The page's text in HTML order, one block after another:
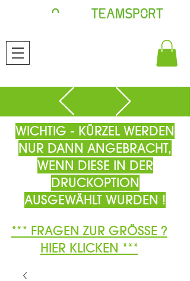
WICHTIG - KÜRZEL WERDEN
NUR DANN ANGEBRACHT,
WENN DIESE IN DER
DRUCKOPTION
AUSGEWÄHLT WURDEN !
*** FRAGEN ZUR GRÖSSE ?
HIER KLICKEN ***